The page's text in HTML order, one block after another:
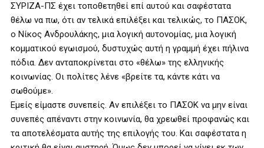
ΣΥΡΙΖΑ-ΠΣ έχει τοποθετηθεί επί αυτού και σαφέστατα
θέλω να πω, ότι αν τελικά επιλέξει και τελικώς, το ΠΑΣΟΚ,
ο Νίκος Ανδρουλάκης, μια λογική αυτονομίας, μια λογική
κομματικού εγωισμού, δυστυχώς αυτή η γραμμή έχει πήλινα
πόδια. Δεν ανταποκρίνεται στο «θέλω» της ελληνικής
κοινωνίας. Οι πολίτες λένε «βρείτε τα, κάντε κάτι να
σωθούμε».
Εμείς είμαστε συνεπείς. Αν επιλέξει το ΠΑΣΟΚ να μην είναι
συνεπές απέναντι στην κοινωνία, θα χρεωθεί προφανώς και
τα αποτελέσματα αυτής της επιλογής του. Και σαφέστατα η